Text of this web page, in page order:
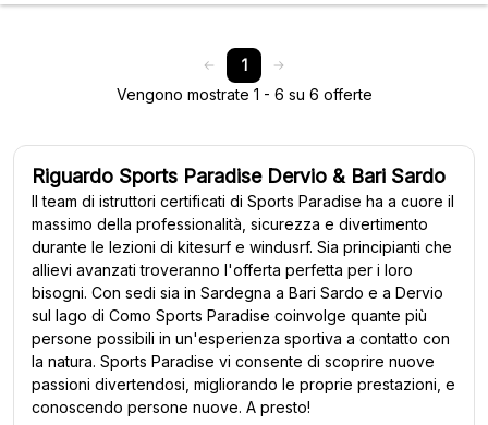
1
Vengono mostrate 1 - 6 su 6 offerte
Riguardo Sports Paradise Dervio & Bari Sardo
Il team di istruttori certificati di Sports Paradise ha a cuore il
massimo della professionalità, sicurezza e divertimento
durante le lezioni di kitesurf e windusrf. Sia principianti che
allievi avanzati troveranno l'offerta perfetta per i loro
bisogni. Con sedi sia in Sardegna a Bari Sardo e a Dervio
sul lago di Como Sports Paradise coinvolge quante più
persone possibili in un'esperienza sportiva a contatto con
la natura. Sports Paradise vi consente di scoprire nuove
passioni divertendosi, migliorando le proprie prestazioni, e
conoscendo persone nuove. A presto!